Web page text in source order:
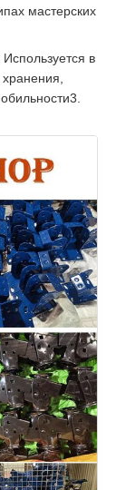
мастерских
Используется в